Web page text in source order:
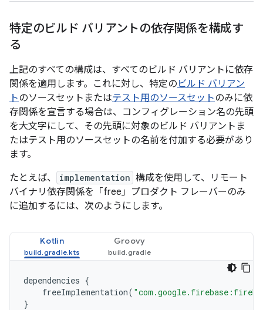
特定のビルド バリアントの依存関係を構成す
る
上記のすべての構成は、すべてのビルド バリアントに依存
関係を適用します。これに対し、特定の ビルド バリアン
トのソースセットまたはテスト用のソースセットのみに依
存関係を宣言する場合は、コンフィグレーション名の先頭
を大文字にして、その先頭に対象のビルド バリアントま
たはテスト用のソースセットの名前を付加する必要があり
ます。
たとえば、
implementation 構成を使用して、リモート
バイナリ依存関係を「free」プロダクト フレーバーのみ
に追加するには、次のようにします。
Kotlin Groovy
dependencies {
freeImplementation(
}